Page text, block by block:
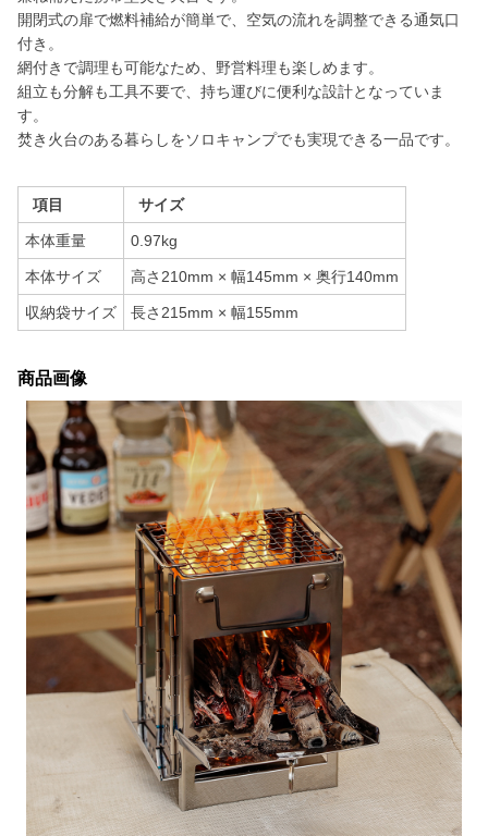
開閉式の扉で燃料補給が簡単で、空気の流れを調整できる通気口
付き。
網付きで調理も可能なため、野営料理も楽しめます。
組立も分解も工具不要で、持ち運びに便利な設計となっていま
す。
焚き火台のある暮らしをソロキャンプでも実現できる一品です。
項目 サイズ
本体重量 0.97kg
本体サイズ 高さ210mm × 幅145mm × 奥行140mm
収納袋サイズ 長さ215mm × 幅155mm
商品画像